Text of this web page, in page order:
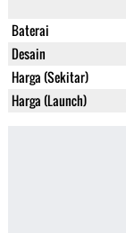
Baterai
Desain
Harga (Sekitar)
Harga (Launch)